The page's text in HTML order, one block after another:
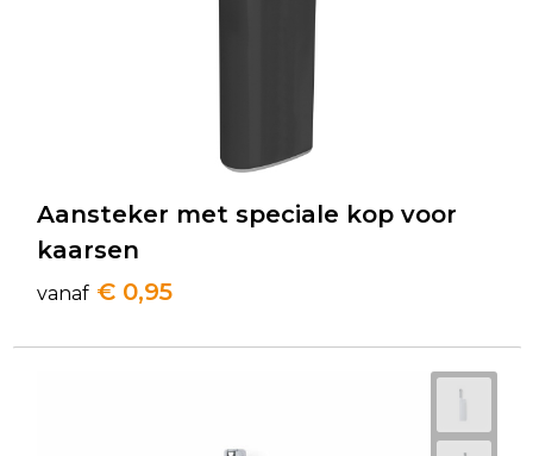
Aansteker met speciale kop voor
kaarsen
vanaf € 0,95